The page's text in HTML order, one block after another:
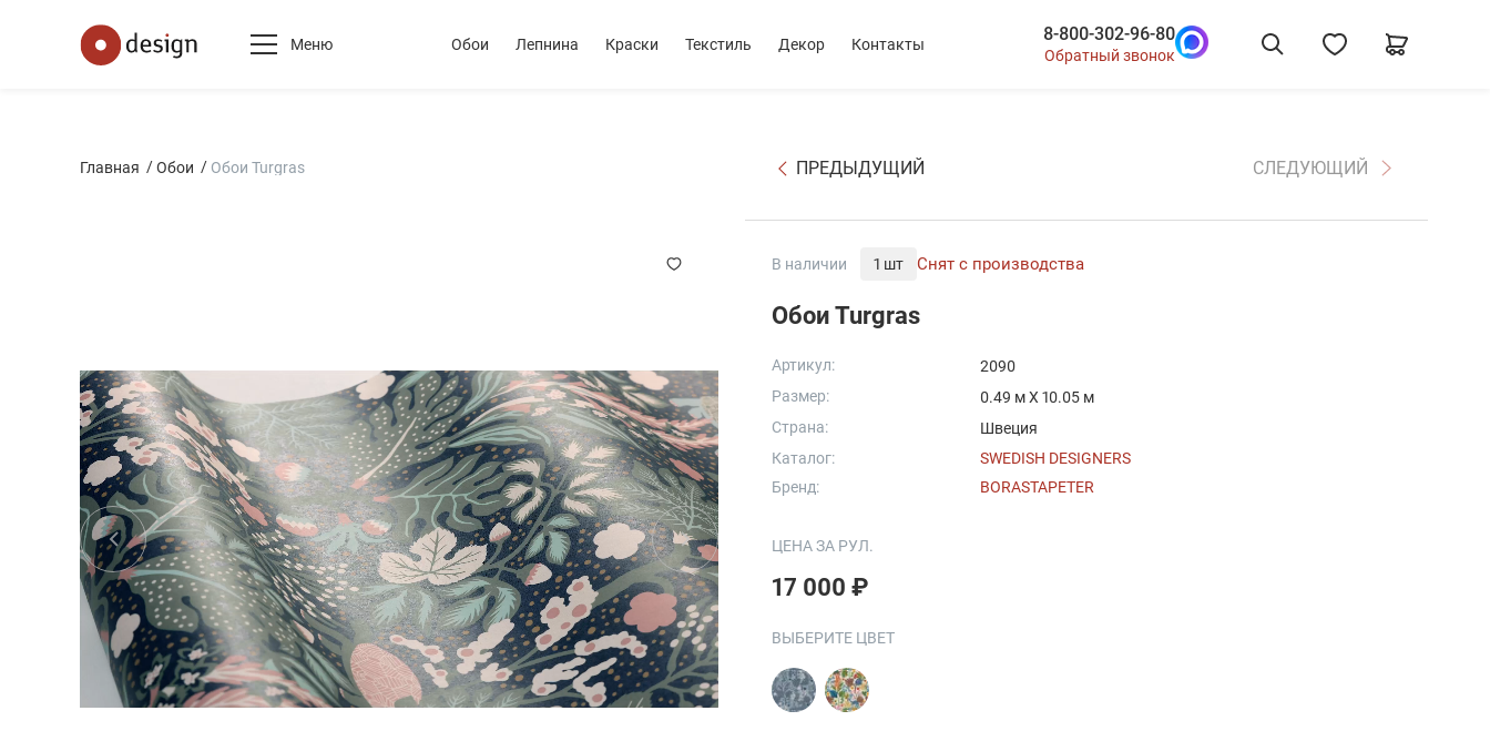
Меню Обои Лепнина Краски Текстиль Декор Контакты 8-800-302-96-80
Обратный звонок
Главная Обои Обои Turgras ПРЕДЫДУЩИЙ СЛЕДУЮЩИЙ
В наличии 1 шт Снят с производства
Обои Turgras
Артикул:
2090
Размер:
0.49 м X 10.05 м
Страна:
Швеция
Каталог:
SWEDISH DESIGNERS
Бренд:
BORASTAPETER
ЦЕНА ЗА РУЛ.
17 000 ₽
ВЫБЕРИТЕ ЦВЕТ